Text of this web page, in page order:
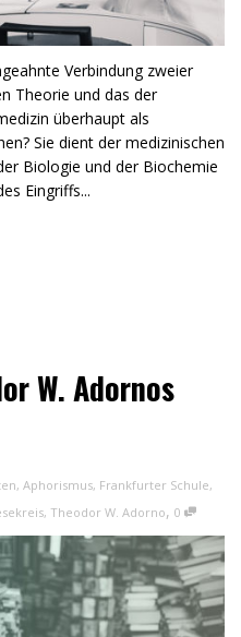
Verbindung zweier
Theorie und das der
überhaupt als
Sie dient der medizinischen
Biologie und der Biochemie
Eingriffs...
W. Adornos
, Aphorismus, Frankfurter Schule,
, Theodor W. Adorno, 0